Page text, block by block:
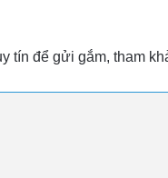
tín để gửi gắm, tham